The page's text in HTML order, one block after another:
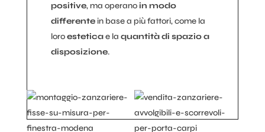
positive, ma operanoin modo
differentein base a più fattori, come la
loroesteticae la quantità di spazio a
disposizione.